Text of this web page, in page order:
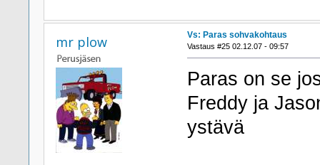
mr plow Vs: Paras sohvakohtaus
Vastaus #25 02.12.07 - 09:57
Paras on se
Freddy ja
ystävä